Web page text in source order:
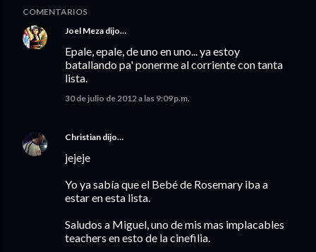
COMENTARIOS
Joel Meza dijo…
Epale, epale, de uno en uno... ya estoy
batallando pa' ponerme al corriente con tanta
lista.
30 de julio de 2012 a las 9:09 p.m.
Christian dijo…
jejeje
Yo ya sabía que el Bebé de Rosemary iba a
estar en esta lista.
Saludos a Miguel, uno de mis mas implacables
teachers en esto de la cinefilia.